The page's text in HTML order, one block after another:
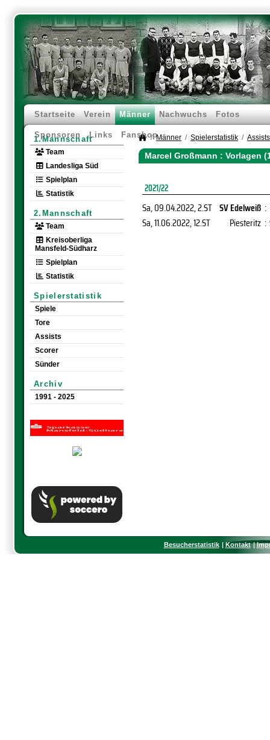
Startseite Verein Männer Nachwuchs Fotos
Sponsoren Links Fanshop
1.Mannschaft
Team
Landesliga Süd
Spielplan
Statistik
2.Mannschaft
Team
Kreisoberliga
Mansfeld-Südharz
Spielplan
Statistik
Spielerstatistik
Spiele
Tore
Assists
Scorer
Sünder
Archiv
1991 - 2025
Männer Spielerstatistik Assists
Marcel Großmann : Vorlagen
2021/22
Sa, 09.04.2022, 2.ST SV Edelweiß :
Sa, 11.06.2022, 12.ST Piesteritz :
Besucherstatistik Kontakt